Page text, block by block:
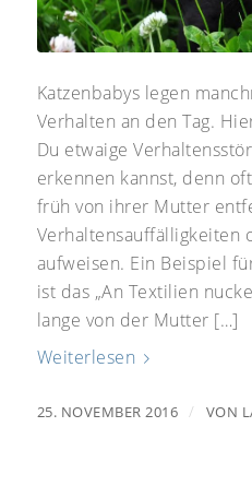
Katzenbabys legen
Verhalten an den Tag.
Du etwaige
erkennen kannst, denn
früh von ihrer Mutter
Verhaltensauffälligkeiten
aufweisen. Ein Beispiel
ist das „An Textilien
lange von der Mutter […]
Weiterlesen
25. NOVEMBER 2016 / VON